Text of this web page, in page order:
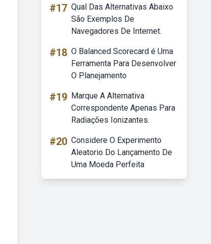
#17 Qual Das Alternativas Abaixo
São Exemplos De
Navegadores De Internet.
#18 O Balanced Scorecard é Uma
Ferramenta Para Desenvolver
O Planejamento
#19 Marque A Alternativa
Correspondente Apenas Para
Radiações Ionizantes.
#20 Considere O Experimento
Aleatorio Do Lançamento De
Uma Moeda Perfeita